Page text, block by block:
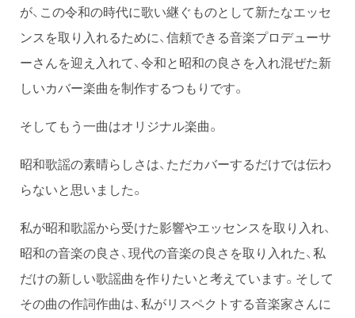
が、この令和の時代に歌い継ぐものとして新たなエッセ
ンスを取り入れるために、信頼できる音楽プロデューサ
ーさんを迎え入れて、令和と昭和の良さを入れ混ぜた新
しいカバー楽曲を制作するつもりです。
そしてもう一曲はオリジナル楽曲。
昭和歌謡の素晴らしさは、ただカバーするだけでは伝わ
らないと思いました。
私が昭和歌謡から受けた影響やエッセンスを取り入れ、
昭和の音楽の良さ、現代の音楽の良さを取り入れた、私
だけの新しい歌謡曲を作りたいと考えています。そして
その曲の作詞作曲は、私がリスペクトする音楽家さんに